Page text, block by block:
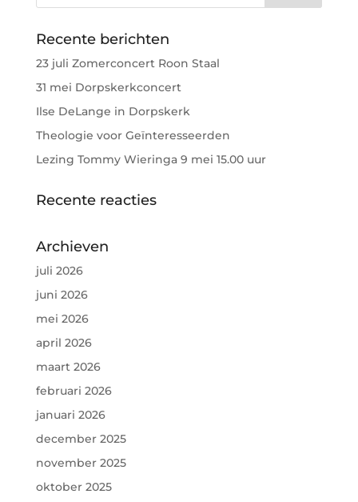
Recente berichten
23 juli Zomerconcert Roon Staal
31 mei Dorpskerkconcert
Ilse DeLange in Dorpskerk
Theologie voor Geïnteresseerden
Lezing Tommy Wieringa 9 mei 15.00 uur
Recente reacties
Archieven
juli 2026
juni 2026
mei 2026
april 2026
maart 2026
februari 2026
januari 2026
december 2025
november 2025
oktober 2025